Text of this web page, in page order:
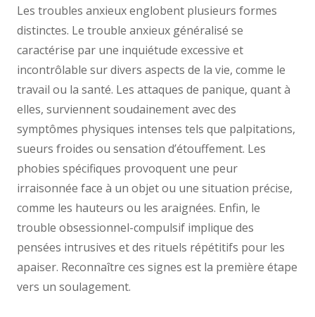
Les troubles anxieux englobent plusieurs formes
distinctes. Le trouble anxieux généralisé se
caractérise par une inquiétude excessive et
incontrôlable sur divers aspects de la vie, comme le
travail ou la santé. Les attaques de panique, quant à
elles, surviennent soudainement avec des
symptômes physiques intenses tels que palpitations,
sueurs froides ou sensation d’étouffement. Les
phobies spécifiques provoquent une peur
irraisonnée face à un objet ou une situation précise,
comme les hauteurs ou les araignées. Enfin, le
trouble obsessionnel-compulsif implique des
pensées intrusives et des rituels répétitifs pour les
apaiser. Reconnaître ces signes est la première étape
vers un soulagement.